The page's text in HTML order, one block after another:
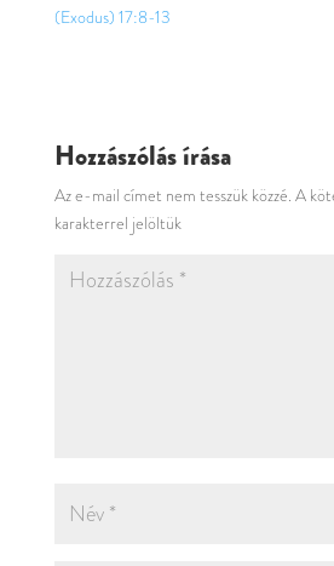
(Exodus) 17:8-13
Hozzászólás írása
Az e-mail címet nem tesszük közzé. A
karakterrel jelöltük